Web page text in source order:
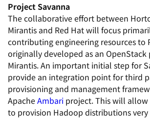
Project Savanna
The collaborative effort between
Mirantis and Red Hat will focus
contributing engineering resources to
originally developed as an OpenStack
Mirantis. An important initial step for
provide an integration point for third
provisioning and management
ApacheAmbari project. This will allow
to provision Hadoop distributions